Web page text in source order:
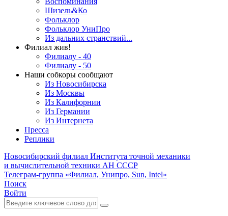
Шизель&Ко
Фольклор
Фольклор УниПро
Из дальних странствий...
Филиал жив!
Филиалу - 40
Филиалу - 50
Наши собкоры сообщают
Из Новосибирска
Из Москвы
Из Калифорнии
Из Германии
Из Интернета
Пресса
Реплики
Новосибирский филиал Института точной механики
и вычислительной техники АН СССР
Телеграм-группа «Филиал, Унипро, Sun, Intel»
Поиск
Войти